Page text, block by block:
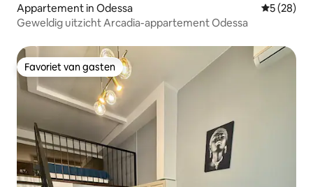
Appartement in Odessa
5 (28)
Geweldig uitzicht Arcadia-appartement Odessa
Favoriet van gasten
Favoriet van gasten